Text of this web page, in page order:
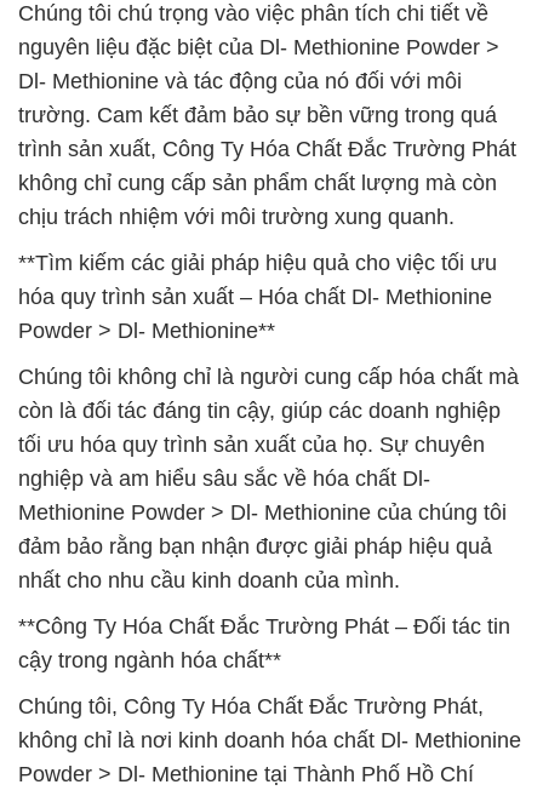
Chúng tôi chú trọng vào việc phân tích chi tiết về
nguyên liệu đặc biệt của Dl- Methionine Powder >
Dl- Methionine và tác động của nó đối với môi
trường. Cam kết đảm bảo sự bền vững trong quá
trình sản xuất, Công Ty Hóa Chất Đắc Trường Phát
không chỉ cung cấp sản phẩm chất lượng mà còn
chịu trách nhiệm với môi trường xung quanh.
**Tìm kiếm các giải pháp hiệu quả cho việc tối ưu
hóa quy trình sản xuất – Hóa chất Dl- Methionine
Powder > Dl- Methionine**
Chúng tôi không chỉ là người cung cấp hóa chất mà
còn là đối tác đáng tin cậy, giúp các doanh nghiệp
tối ưu hóa quy trình sản xuất của họ. Sự chuyên
nghiệp và am hiểu sâu sắc về hóa chất Dl-
Methionine Powder > Dl- Methionine của chúng tôi
đảm bảo rằng bạn nhận được giải pháp hiệu quả
nhất cho nhu cầu kinh doanh của mình.
**Công Ty Hóa Chất Đắc Trường Phát – Đối tác tin
cậy trong ngành hóa chất**
Chúng tôi, Công Ty Hóa Chất Đắc Trường Phát,
không chỉ là nơi kinh doanh hóa chất Dl- Methionine
Powder > Dl- Methionine tại Thành Phố Hồ Chí